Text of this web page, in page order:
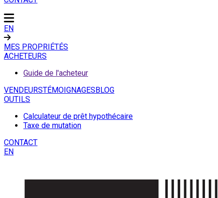
EN
MES PROPRIÉTÉS
ACHETEURS
Guide de l'acheteur
VENDEURSTÉMOIGNAGESBLOG
OUTILS
Calculateur de prêt hypothécaire
Taxe de mutation
CONTACT
EN